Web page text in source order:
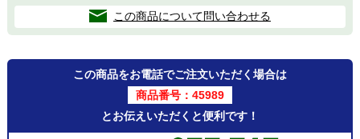
この商品について問い合わせる
この商品をお電話でご注文いただく場合は
商品番号：45989
とお伝えいただくと便利です！